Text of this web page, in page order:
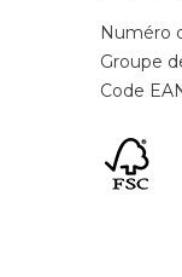
Numéro
Groupe
Code